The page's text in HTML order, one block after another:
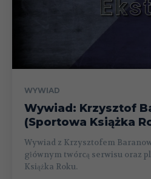
WYWIAD
Wywiad: Krzysztof
(Sportowa Książka
Wywiad z Krzysztofem
głównym twórcą serwisu oraz
Książka Roku.